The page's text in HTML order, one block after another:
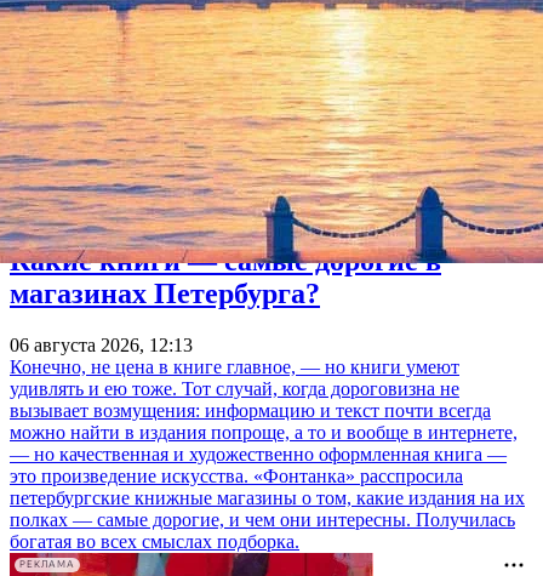
Какие книги — самые дорогие в
магазинах Петербурга?
06 августа 2026, 12:13
Конечно, не цена в книге главное, — но книги умеют
удивлять и ею тоже. Тот случай, когда дороговизна не
вызывает возмущения: информацию и текст почти всегда
можно найти в издания попроще, а то и вообще в интернете,
— но качественная и художественно оформленная книга —
это произведение искусства. «Фонтанка» расспросила
петербургские книжные магазины о том, какие издания на их
полках — самые дорогие, и чем они интересны. Получилась
богатая во всех смыслах подборка.
РЕКЛАМА